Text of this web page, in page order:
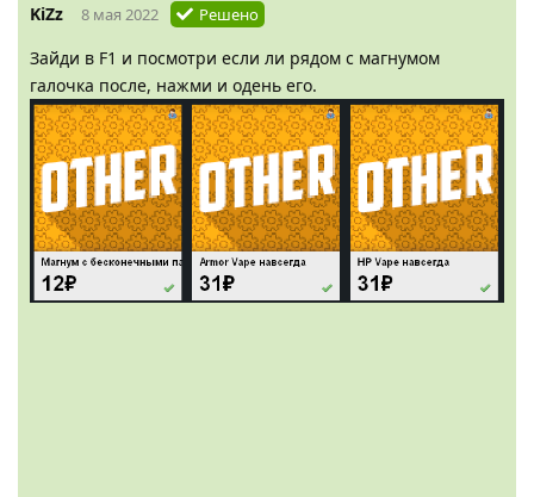
KiZz 8 мая 2022 Решено
Зайди в F1 и посмотри если ли рядом с магнумом
галочка после, нажми и одень его.